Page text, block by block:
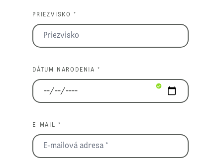
PRIEZVISKO *
DÁTUM NARODENIA *
E-MAIL *